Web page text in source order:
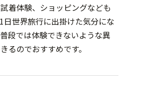
着体験、ショッピングなども
日世界旅行に出掛けた気分にな
段では体験できないような異
るのでおすすめです。